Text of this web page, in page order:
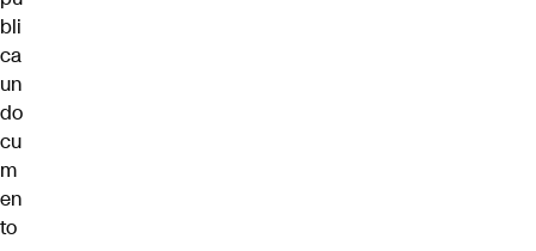
bli
ca
un
do
cu
m
en
to